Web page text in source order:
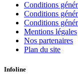
Conditions
Conditions
Conditions
Mentions légales
Nos partenaires
Plan du site
Infoline